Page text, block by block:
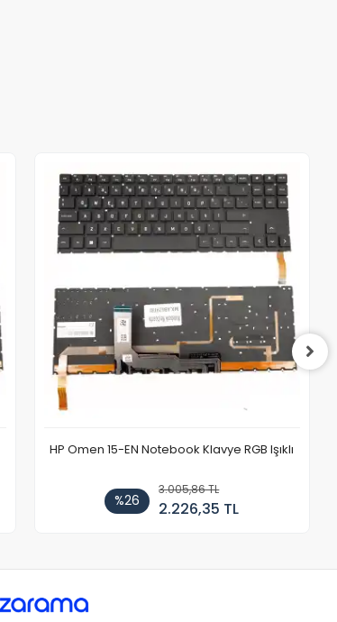
HP Omen 15-EN Notebook Klavye RGB Işıklı
%26
3.005,86 TL
2.226,35 TL